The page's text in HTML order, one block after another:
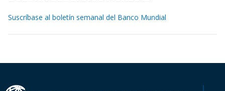
Suscríbase al boletín semanal del Banco Mundial